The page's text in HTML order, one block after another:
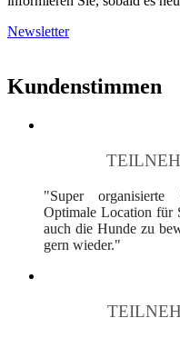
Newsletter
Kundenstimmen
"Super organisierte
Optimale Location für
auch die Hunde zu
gern wieder."